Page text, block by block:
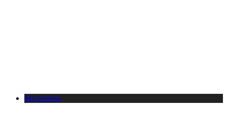
Медицина